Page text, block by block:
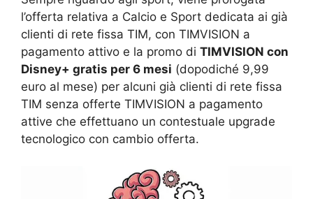
l’offerta relativa a Calcio e Sport dedicata ai già
clienti di rete fissa TIM, con TIMVISION a
pagamento attivo e la promo di TIMVISION con
Disney+ gratis per 6 mesi (dopodiché 9,99
euro al mese) per alcuni già clienti di rete fissa
TIM senza offerte TIMVISION a pagamento
attive che effettuano un contestuale upgrade
tecnologico con cambio offerta.